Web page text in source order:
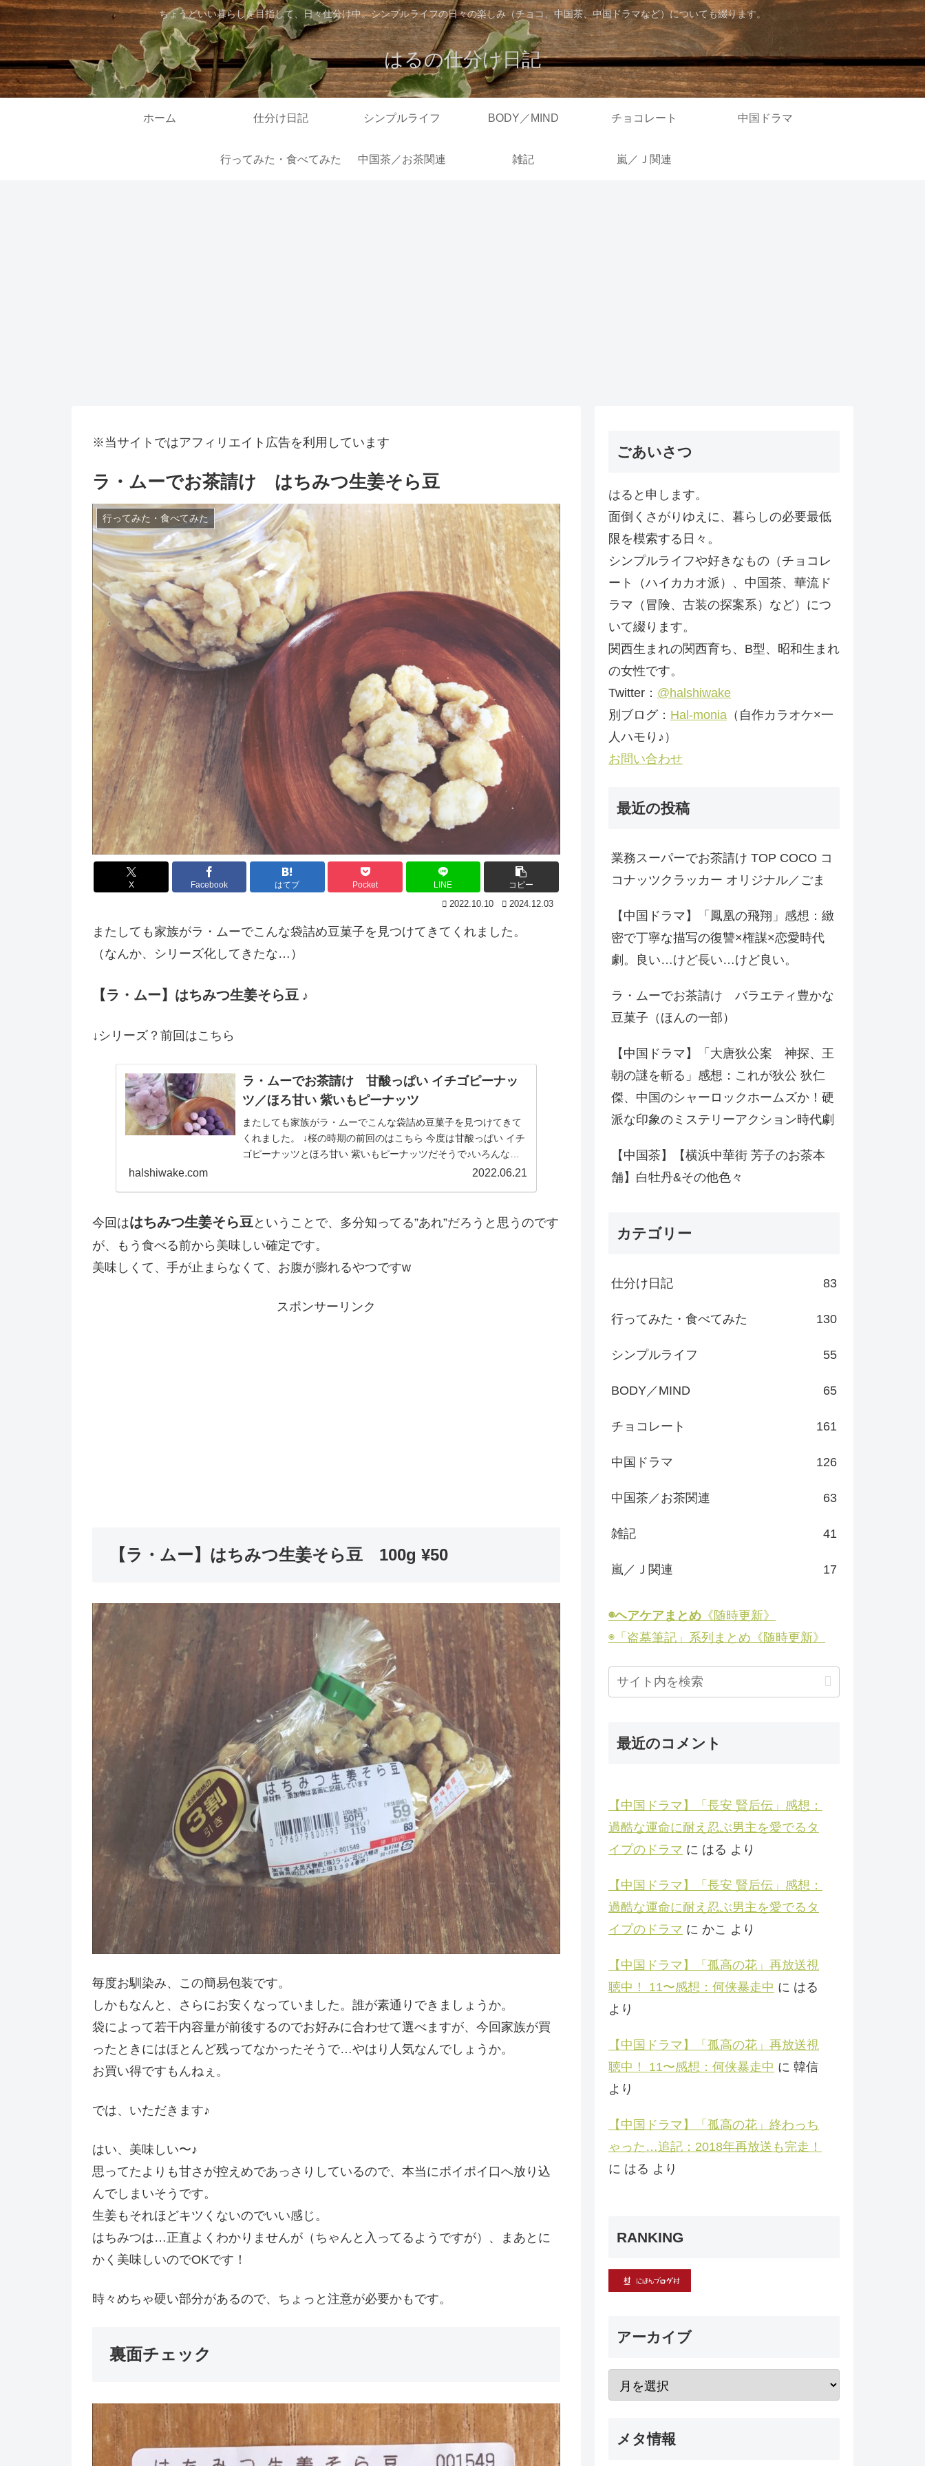
ちょうどいい暮らしを目指して、日々仕分け中。シンプルライフの日々の楽しみ（チョコ、中国茶、中国ドラマなど）についても綴ります。
はるの仕分け日記
ホーム 仕分け日記 シンプルライフ BODY／MIND チョコレート 中国ドラマ
行ってみた・食べてみた 中国茶／お茶関連 雑記 嵐／Ｊ関連
※当サイトではアフィリエイト広告を利用しています
ラ・ムーでお茶請け はちみつ生姜そら豆
行ってみた・食べてみた
X Facebook はてブ Pocket LINE コピー
2022.10.10 2024.12.03
またしても家族がラ・ムーでこんな袋詰め豆菓子を見つけてきてくれました。
（なんか、シリーズ化してきたな…）
【ラ・ムー】はちみつ生姜そら豆 ♪
↓シリーズ？前回はこちら
ラ・ムーでお茶請け 甘酸っぱい イチゴピーナッ
ツ／ほろ甘い 紫いもピーナッツ
またしても家族がラ・ムーでこんな袋詰め豆菓子を見つけてきて
くれました。 ↓桜の時期の前回のはこちら 今度は甘酸っぱい イチ
ゴピーナッツとほろ甘い 紫いもピーナッツだそうで♪いろんなバ
halshiwake.com 2022.06.21
今回ははちみつ生姜そら豆ということで、多分知ってる”あれ”だろうと思うのです
が、もう食べる前から美味しい確定です。
美味しくて、手が止まらなくて、お腹が膨れるやつですw
スポンサーリンク
【ラ・ムー】はちみつ生姜そら豆 100g ¥50
毎度お馴染み、この簡易包装です。
しかもなんと、さらにお安くなっていました。誰が素通りできましょうか。
袋によって若干内容量が前後するのでお好みに合わせて選べますが、今回家族が買
ったときにはほとんど残ってなかったそうで…やはり人気なんでしょうか。
お買い得ですもんねぇ。
では、いただきます♪
はい、美味しい〜♪
思ってたよりも甘さが控えめであっさりしているので、本当にポイポイ口へ放り込
んでしまいそうです。
生姜もそれほどキツくないのでいい感じ。
はちみつは…正直よくわかりませんが（ちゃんと入ってるようですが）、まあとに
かく美味しいのでOKです！
時々めちゃ硬い部分があるので、ちょっと注意が必要かもです。
裏面チェック
ごあいさつ
はると申します。
面倒くさがりゆえに、暮らしの必要最低
限を模索する日々。
シンプルライフや好きなもの（チョコレ
ート（ハイカカオ派）、中国茶、華流ド
ラマ（冒険、古装の探案系）など）につ
いて綴ります。
関西生まれの関西育ち、B型、昭和生まれ
の女性です。
Twitter： @halshiwake
別ブログ： Hal-monia （自作カラオケ×一
人ハモり♪）
お問い合わせ
最近の投稿
業務スーパーでお茶請け TOP COCO コ
コナッツクラッカー オリジナル／ごま
【中国ドラマ】「鳳凰の飛翔」感想：緻
密で丁寧な描写の復讐×権謀×恋愛時代
劇。良い…けど長い…けど良い。
ラ・ムーでお茶請け バラエティ豊かな
豆菓子（ほんの一部）
【中国ドラマ】「大唐狄公案 神探、王
朝の謎を斬る」感想：これが狄公 狄仁
傑、中国のシャーロックホームズか！硬
派な印象のミステリーアクション時代劇
【中国茶】【横浜中華街 芳子のお茶本
舗】白牡丹&その他色々
カテゴリー
仕分け日記 83
行ってみた・食べてみた 130
シンプルライフ 55
BODY／MIND 65
チョコレート 161
中国ドラマ 126
中国茶／お茶関連 63
雑記 41
嵐／Ｊ関連 17
◉ヘアケアまとめ 《随時更新》
◉「盗墓筆記」系列まとめ《随時更新》
最近のコメント
【中国ドラマ】「長安 賢后伝」感想：
過酷な運命に耐え忍ぶ男主を愛でるタ
イプのドラマ に はる より
【中国ドラマ】「長安 賢后伝」感想：
過酷な運命に耐え忍ぶ男主を愛でるタ
イプのドラマ に かこ より
【中国ドラマ】「孤高の花」再放送視
聴中！ 11〜感想：何侠暴走中 に はる
より
【中国ドラマ】「孤高の花」再放送視
聴中！ 11〜感想：何侠暴走中 に 韓信
より
【中国ドラマ】「孤高の花」終わっち
ゃった…追記：2018年再放送も完走！
に はる より
RANKING
アーカイブ
メタ情報